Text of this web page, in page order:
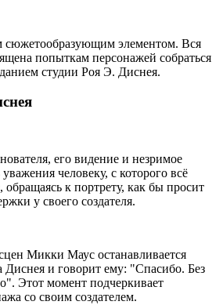
сюжетообразующим элементом. Вся
попыткам персонажей собраться
студии Роя Э. Диснея.
его видение и незримое
человеку, с которого всё
к портрету, как бы просит
у своего создателя.
Микки Маус останавливается
Диснея и говорит ему: "Спасибо. Без
Этот момент подчеркивает
со своим создателем.